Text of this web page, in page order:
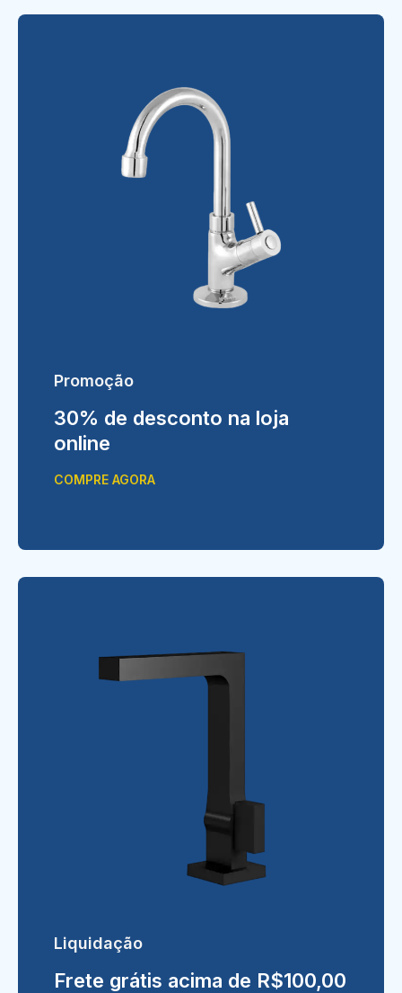
Promoção
30% de desconto na loja
online
COMPRE AGORA
Liquidação
Frete grátis acima de R$100,00